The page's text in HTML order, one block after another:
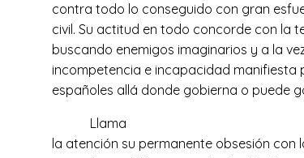
contra todo lo conseguido con gran
civil. Su actitud en todo concorde con la
buscando enemigos imaginarios y a la
incompetencia e incapacidad manifiesta
españoles allá donde gobierna o puede
Llama
la atención su permanente obsesión con